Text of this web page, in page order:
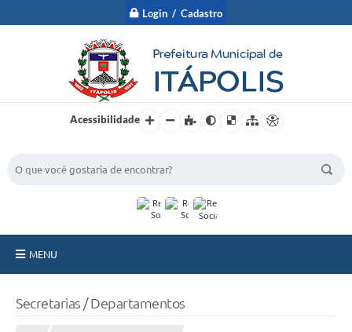
Login / Cadastro
Acessibilidade
MENU
Secretarias / Departamentos